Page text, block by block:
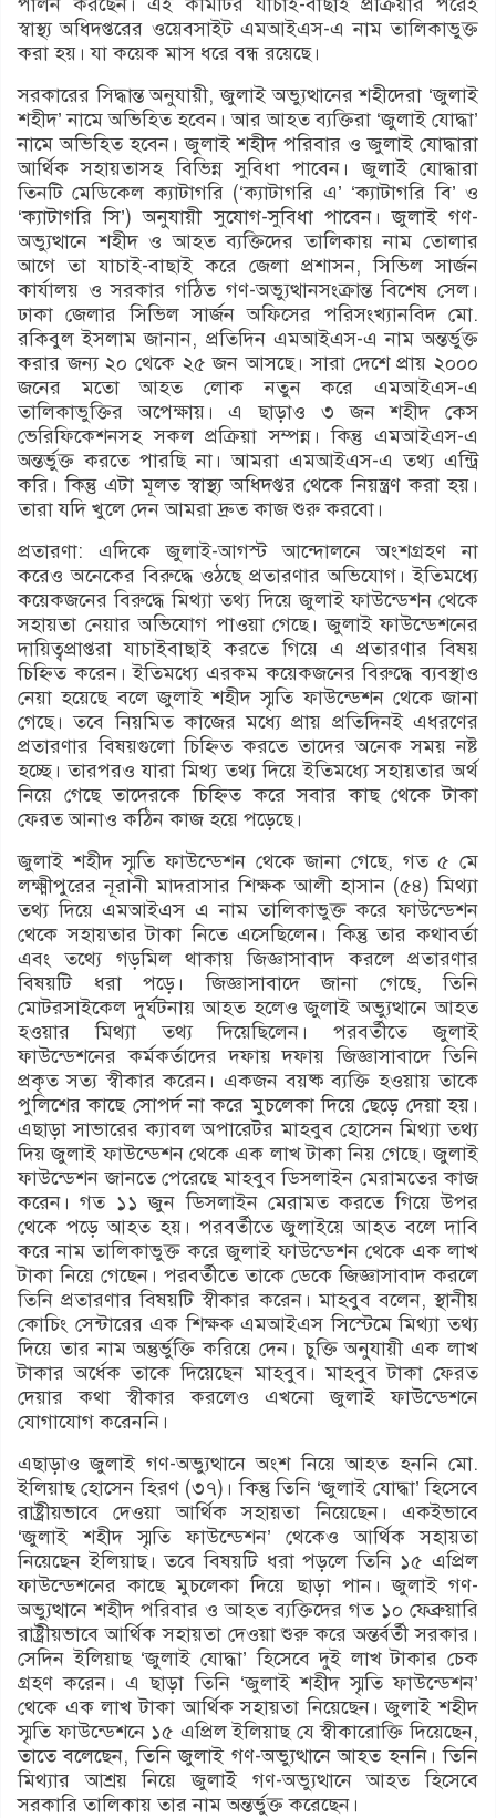
স্বাস্থ্য অধিদপ্তরের ওয়েবসাইট এমআইএস-এ নাম তালিকাভুক্ত
করা হয়। যা কয়েক মাস ধরে বন্ধ রয়েছে।
সরকারের সিদ্ধান্ত অনুযায়ী, জুলাই অভ্যুত্থানের শহীদেরা ‘জুলাই
শহীদ’ নামে অভিহিত হবেন। আর আহত ব্যক্তিরা ‘জুলাই যোদ্ধা’
নামে অভিহিত হবেন। জুলাই শহীদ পরিবার ও জুলাই যোদ্ধারা
আর্থিক সহায়তাসহ বিভিন্ন সুবিধা পাবেন। জুলাই যোদ্ধারা
তিনটি মেডিকেল ক্যাটাগরি (‘ক্যাটাগরি এ’ ‘ক্যাটাগরি বি’ ও
‘ক্যাটাগরি সি’) অনুযায়ী সুযোগ-সুবিধা পাবেন। জুলাই গণ-
অভ্যুত্থানে শহীদ ও আহত ব্যক্তিদের তালিকায় নাম তোলার
আগে তা যাচাই-বাছাই করে জেলা প্রশাসন, সিভিল সার্জন
কার্যালয় ও সরকার গঠিত গণ-অভ্যুত্থানসংক্রান্ত বিশেষ সেল।
ঢাকা জেলার সিভিল সার্জন অফিসের পরিসংখ্যানবিদ মো.
রকিবুল ইসলাম জানান, প্রতিদিন এমআইএস-এ নাম অন্তর্ভুক্ত
করার জন্য ২০ থেকে ২৫ জন আসছে। সারা দেশে প্রায় ২০০০
জনের মতো আহত লোক নতুন করে এমআইএস-এ
তালিকাভুক্তির অপেক্ষায়। এ ছাড়াও ৩ জন শহীদ কেস
ভেরিফিকেশনসহ সকল প্রক্রিয়া সম্পন্ন। কিন্তু এমআইএস-এ
অন্তর্ভুক্ত করতে পারছি না। আমরা এমআইএস-এ তথ্য এন্ট্রি
করি। কিন্তু এটা মূলত স্বাস্থ্য অধিদপ্তর থেকে নিয়ন্ত্রণ করা হয়।
তারা যদি খুলে দেন আমরা দ্রুত কাজ শুরু করবো।
প্রতারণা: এদিকে জুলাই-আগস্ট আন্দোলনে অংশগ্রহণ না
করেও অনেকের বিরুদ্ধে ওঠছে প্রতারণার অভিযোগ। ইতিমধ্যে
কয়েকজনের বিরুদ্ধে মিথ্যা তথ্য দিয়ে জুলাই ফাউন্ডেশন থেকে
সহায়তা নেয়ার অভিযোগ পাওয়া গেছে। জুলাই ফাউন্ডেশনের
দায়িত্বপ্রাপ্তরা যাচাইবাছাই করতে গিয়ে এ প্রতারণার বিষয়
চিহ্নিত করেন। ইতিমধ্যে এরকম কয়েকজনের বিরুদ্ধে ব্যবস্থাও
নেয়া হয়েছে বলে জুলাই শহীদ স্মৃতি ফাউন্ডেশন থেকে জানা
গেছে। তবে নিয়মিত কাজের মধ্যে প্রায় প্রতিদিনই এধরণের
প্রতারণার বিষয়গুলো চিহ্নিত করতে তাদের অনেক সময় নষ্ট
হচ্ছে। তারপরও যারা মিথ্য তথ্য দিয়ে ইতিমধ্যে সহায়তার অর্থ
নিয়ে গেছে তাদেরকে চিহ্নিত করে সবার কাছ থেকে টাকা
ফেরত আনাও কঠিন কাজ হয়ে পড়েছে।
জুলাই শহীদ স্মৃতি ফাউন্ডেশন থেকে জানা গেছে, গত ৫ মে
লক্ষ্মীপুরের নূরানী মাদরাসার শিক্ষক আলী হাসান (৫৪) মিথ্যা
তথ্য দিয়ে এমআইএস এ নাম তালিকাভুক্ত করে ফাউন্ডেশন
থেকে সহায়তার টাকা নিতে এসেছিলেন। কিন্তু তার কথাবর্তা
এবং তথ্যে গড়মিল থাকায় জিজ্ঞাসাবাদ করলে প্রতারণার
বিষয়টি ধরা পড়ে। জিজ্ঞাসাবাদে জানা গেছে, তিনি
মোটরসাইকেল দুর্ঘটনায় আহত হলেও জুলাই অভ্যুত্থানে আহত
হওয়ার মিথ্যা তথ্য দিয়েছিলেন। পরবর্তীতে জুলাই
ফাউন্ডেশনের কর্মকর্তাদের দফায় দফায় জিজ্ঞাসাবাদে তিনি
প্রকৃত সত্য স্বীকার করেন। একজন বয়ষ্ক ব্যক্তি হওয়ায় তাকে
পুলিশের কাছে সোপর্দ না করে মুচলেকা দিয়ে ছেড়ে দেয়া হয়।
এছাড়া সাভারের ক্যাবল অপারেটর মাহবুব হোসেন মিথ্যা তথ্য
দিয় জুলাই ফাউন্ডেশন থেকে এক লাখ টাকা নিয় গেছে। জুলাই
ফাউন্ডেশন জানতে পেরেছে মাহবুব ডিসলাইন মেরামতের কাজ
করেন। গত ১১ জুন ডিসলাইন মেরামত করতে গিয়ে উপর
থেকে পড়ে আহত হয়। পরবর্তীতে জুলাইয়ে আহত বলে দাবি
করে নাম তালিকাভুক্ত করে জুলাই ফাউন্ডেশন থেকে এক লাখ
টাকা নিয়ে গেছেন। পরবর্তীতে তাকে ডেকে জিজ্ঞাসাবাদ করলে
তিনি প্রতারণার বিষয়টি স্বীকার করেন। মাহবুব বলেন, স্থানীয়
কোচিং সেন্টারের এক শিক্ষক এমআইএস সিস্টেমে মিথ্যা তথ্য
দিয়ে তার নাম অন্তুর্ভুক্তি করিয়ে দেন। চুক্তি অনুযায়ী এক লাখ
টাকার অর্ধেক তাকে দিয়েছেন মাহবুব। মাহবুব টাকা ফেরত
দেয়ার কথা স্বীকার করলেও এখনো জুলাই ফাউন্ডেশনে
যোগাযোগ করেননি।
এছাড়াও জুলাই গণ-অভ্যুত্থানে অংশ নিয়ে আহত হননি মো.
ইলিয়াছ হোসেন হিরণ (৩৭)। কিন্তু তিনি ‘জুলাই যোদ্ধা’ হিসেবে
রাষ্ট্রীয়ভাবে দেওয়া আর্থিক সহায়তা নিয়েছেন। একইভাবে
‘জুলাই শহীদ স্মৃতি ফাউন্ডেশন’ থেকেও আর্থিক সহায়তা
নিয়েছেন ইলিয়াছ। তবে বিষয়টি ধরা পড়লে তিনি ১৫ এপ্রিল
ফাউন্ডেশনের কাছে মুচলেকা দিয়ে ছাড়া পান। জুলাই গণ-
অভ্যুত্থানে শহীদ পরিবার ও আহত ব্যক্তিদের গত ১০ ফেব্রুয়ারি
রাষ্ট্রীয়ভাবে আর্থিক সহায়তা দেওয়া শুরু করে অন্তর্বর্তী সরকার।
সেদিন ইলিয়াছ ‘জুলাই যোদ্ধা’ হিসেবে দুই লাখ টাকার চেক
গ্রহণ করেন। এ ছাড়া তিনি ‘জুলাই শহীদ স্মৃতি ফাউন্ডেশন’
থেকে এক লাখ টাকা আর্থিক সহায়তা নিয়েছেন। জুলাই শহীদ
স্মৃতি ফাউন্ডেশনে ১৫ এপ্রিল ইলিয়াছ যে স্বীকারোক্তি দিয়েছেন,
তাতে বলেছেন, তিনি জুলাই গণ-অভ্যুত্থানে আহত হননি। তিনি
মিথ্যার আশ্রয় নিয়ে জুলাই গণ-অভ্যুত্থানে আহত হিসেবে
সরকারি তালিকায় তার নাম অন্তর্ভুক্ত করেছেন।